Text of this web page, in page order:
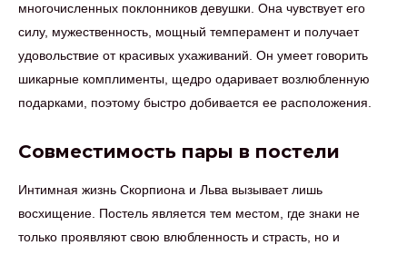
многочисленных поклонников девушки. Она чувствует его
силу, мужественность, мощный темперамент и получает
удовольствие от красивых ухаживаний. Он умеет говорить
шикарные комплименты, щедро одаривает возлюбленную
подарками, поэтому быстро добивается ее расположения.
Совместимость пары в постели
Интимная жизнь Скорпиона и Льва вызывает лишь
восхищение. Постель является тем местом, где знаки не
только проявляют свою влюбленность и страсть, но и